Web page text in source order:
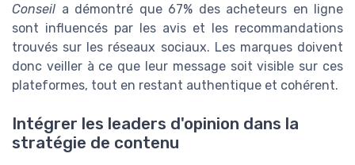
Conseil a démontré que 67% des acheteurs en ligne
sont influencés par les avis et les recommandations
trouvés sur les réseaux sociaux. Les marques doivent
donc veiller à ce que leur message soit visible sur ces
plateformes, tout en restant authentique et cohérent.
Intégrer les leaders d'opinion dans la
stratégie de contenu